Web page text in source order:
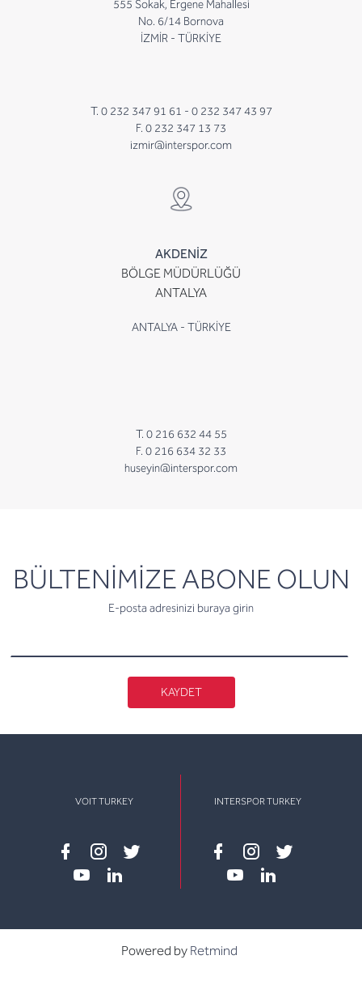
555 Sokak, Ergene Mahallesi
No. 6/14 Bornova
İZMİR - TÜRKİYE
T. 0 232 347 91 61 - 0 232 347 43 97
F. 0 232 347 13 73
izmir@interspor.com
AKDENİZ
BÖLGE MÜDÜRLÜĞÜ
ANTALYA
ANTALYA - TÜRKİYE
T. 0 216 632 44 55
F. 0 216 634 32 33
huseyin@interspor.com
BÜLTENİMİZE ABONE OLUN
E-posta adresinizi buraya girin
newsletter
KAYDET
VOIT TURKEY
Facebook
instagram
twitter
INTERSPOR TURKEY
Facebook
instagram
twitter
Powered by Retmind